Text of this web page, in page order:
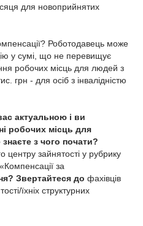
для новоприйнятих
Роботодавець може
у сумі, що не перевищує
робочих місць для людей з
грн - для осіб з інвалідністю
актуальною і ви
робочих місць для
знаєте з чого почати?
центру зайнятості у рубрику
за
Звертайтеся до фахівців
їхніх структурних